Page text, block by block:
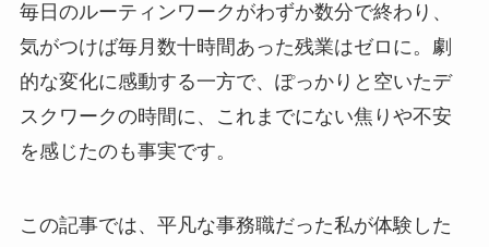
毎日のルーティンワークがわずか数分で終わり、
気がつけば毎月数十時間あった残業はゼロに。劇
的な変化に感動する一方で、ぽっかりと空いたデ
スクワークの時間に、これまでにない焦りや不安
を感じたのも事実です。
この記事では、平凡な事務職だった私が体験した